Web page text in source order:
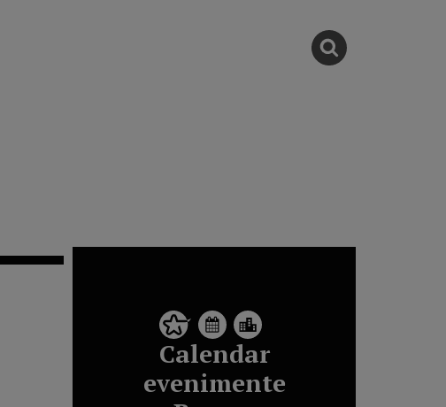
Calendar
evenimente